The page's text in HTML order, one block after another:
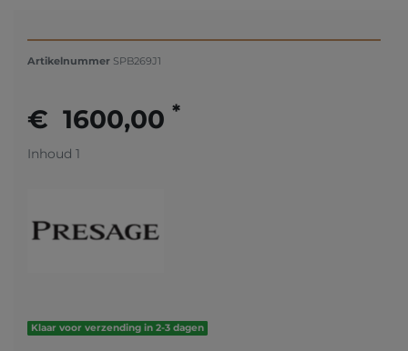
Artikelnummer SPB269J1
€ 1600,00 *
Inhoud 1
Klaar voor verzending in 2-3 dagen